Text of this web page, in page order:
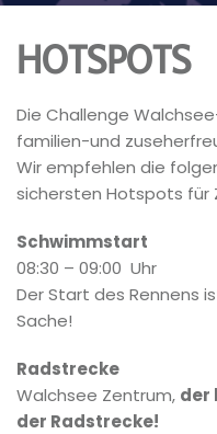
HOTSPOTS
Die Challenge
familien-und
Wir empfehlen die
sichersten Hotspots für
Schwimmstart
08:30 – 09:00 Uhr
Der Start des Rennens
Sache!
Radstrecke
Walchsee Zentrum, der
der Radstrecke!